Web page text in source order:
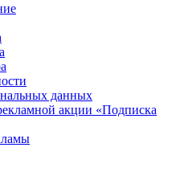
данных
акции «Подписка